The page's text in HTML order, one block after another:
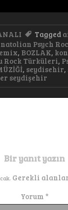
Tagged
Psych
, BOZLAK,
Rock Türküleri,
, seydisehir,
seydişehir
Bir yanıt yazın
Gerekli
Yorum *